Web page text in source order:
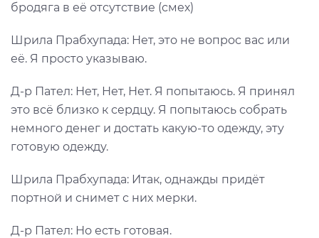
бродяга в её отсутствие (смех)
Шрила Прабхупада: Нет, это не вопрос вас или
её. Я просто указываю.
Д-р Пател: Нет, Нет, Нет. Я попытаюсь. Я принял
это всё близко к сердцу. Я попытаюсь собрать
немного денег и достать какую-то одежду, эту
готовую одежду.
Шрила Прабхупада: Итак, однажды придёт
портной и снимет с них мерки.
Д-р Пател: Но есть готовая.